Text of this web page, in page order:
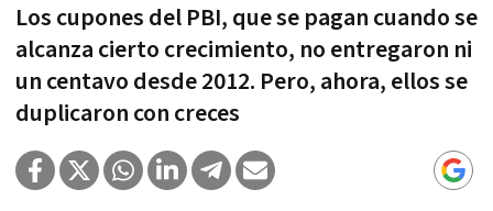
Los cupones del PBI, que se pagan cuando se
alcanza cierto crecimiento, no entregaron ni
un centavo desde 2012. Pero, ahora, ellos se
duplicaron con creces